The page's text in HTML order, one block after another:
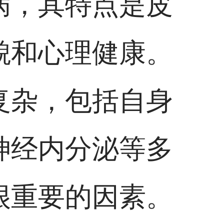
心理健康。
杂，包括自身
内分泌等多
要的因素。